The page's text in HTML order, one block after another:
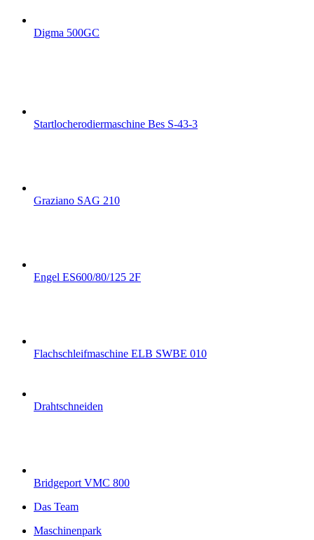
Digma 500GC
Startlocherodiermaschine Bes S-43-3
Graziano SAG 210
Engel ES600/80/125 2F
Flachschleifmaschine ELB SWBE 010
Drahtschneiden
Bridgeport VMC 800
Das Team
Maschinenpark